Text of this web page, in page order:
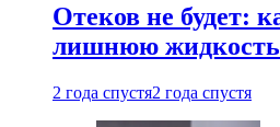
Отеков не будет:
лишнюю жидкость
2 года спустя2 года спустя